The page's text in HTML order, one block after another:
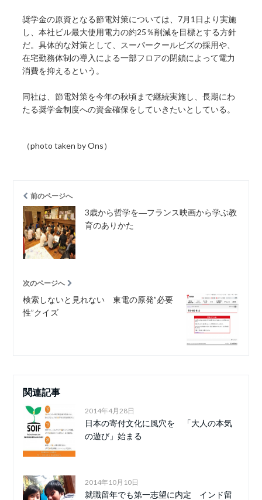
奨学金の原資となる節電対策については、7月1日より実施
し、本社ビル最大使用電力の約25％削減を目標とする方針
だ。具体的な対策として、スーパークールビズの採用や、
在宅勤務体制の導入による一部フロアの閉鎖によって電力
消費を抑えるという。
同社は、節電対策を今年の秋頃まで継続実施し、長期にわ
たる奨学金制度への資金確保をしていきたいとしている。
（photo taken by Ons）
前のページへ
3歳から哲学を―フランス映画から学ぶ教
育のありかた
次のページへ
検索しないと見れない 東電の原発”必要
性”クイズ
関連記事
2014年4月28日
日本の寄付文化に風穴を 「大人の本気
の遊び」始まる
2014年10月10日
就職留年でも第一志望に内定 インド留